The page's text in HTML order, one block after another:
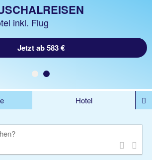
Flug
Jetzt ab 51 €
inkl. Flug
Jetzt ab 583 €
Hotel
Camper Privattransfer